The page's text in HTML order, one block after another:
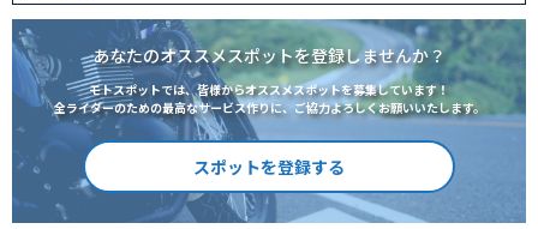
あなたのオススメスポットを登録しませんか？
モトスポットでは、皆様からオススメスポットを募集しています！
全ライダーのための最高なサービス作りに、ご協力よろしくお願いいたします。
スポットを登録する